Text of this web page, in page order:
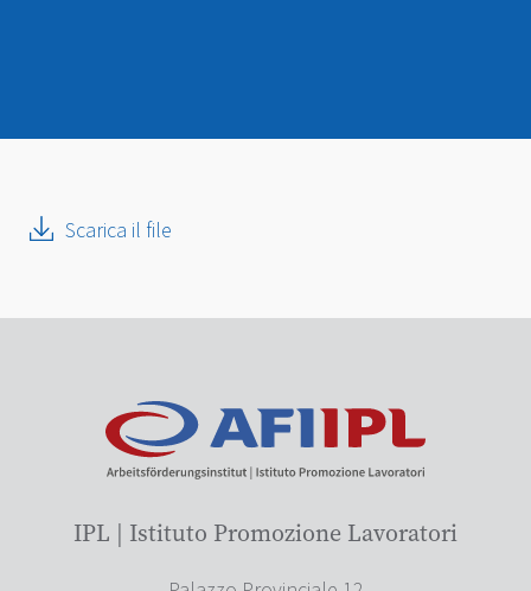
Scarica il file
IPL | Istituto Promozione Lavoratori